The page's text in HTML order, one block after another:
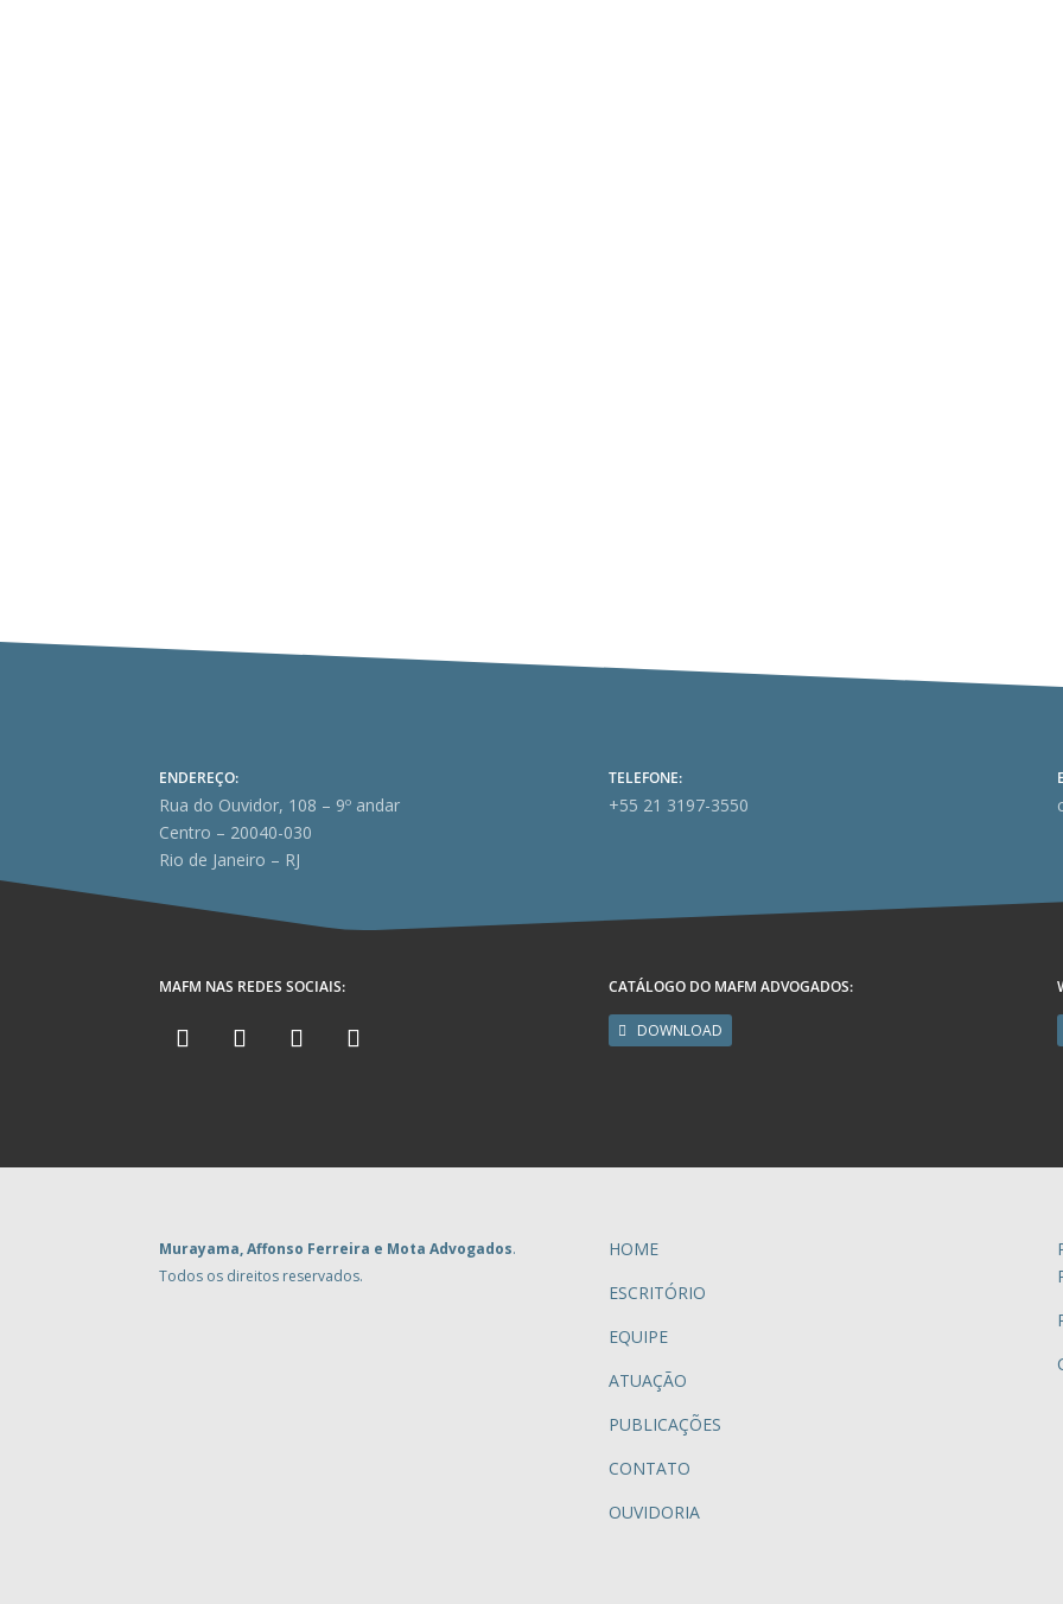
ENDEREÇO:
Rua do Ouvidor, 108 – 9º andar
Centro – 20040-030
Rio de Janeiro – RJ
TELEFONE:
+55 21 3197-3550
MAFM NAS REDES SOCIAIS: CATÁLOGO DO MAFM ADVOGADOS:
DOWNLOAD
Murayama, Affonso Ferreira e Mota Advogados.
Todos os direitos reservados.
HOME
ESCRITÓRIO
EQUIPE
ATUAÇÃO
PUBLICAÇÕES
CONTATO
OUVIDORIA